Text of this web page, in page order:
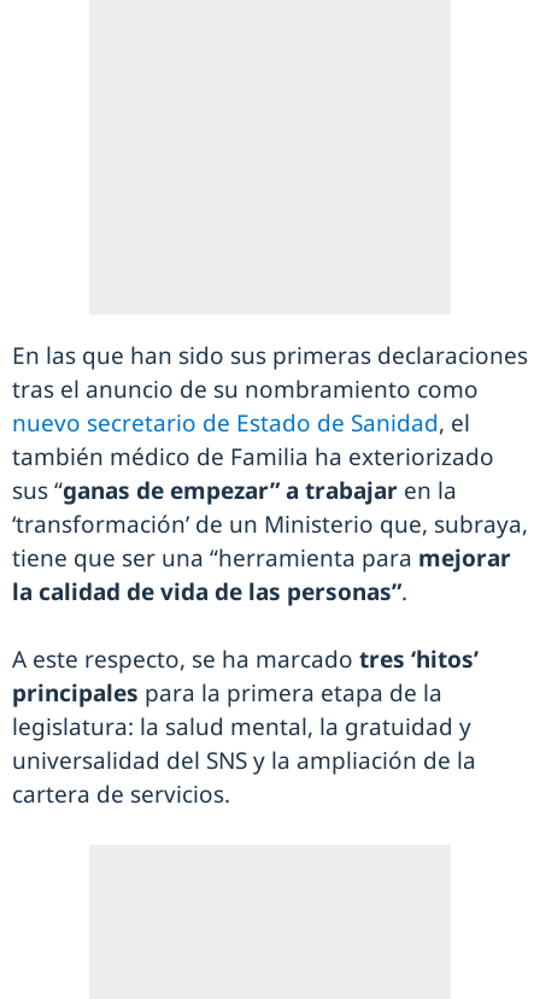
En las que han sido sus primeras declaraciones
tras el anuncio de su nombramiento como
nuevo secretario de Estado de Sanidad, el
también médico de Familia ha exteriorizado
sus “ganas de empezar” a trabajar en la
‘transformación’ de un Ministerio que, subraya,
tiene que ser una “herramienta para mejorar
la calidad de vida de las personas”.
A este respecto, se ha marcado tres ‘hitos’
principales para la primera etapa de la
legislatura: la salud mental, la gratuidad y
universalidad del SNS y la ampliación de la
cartera de servicios.